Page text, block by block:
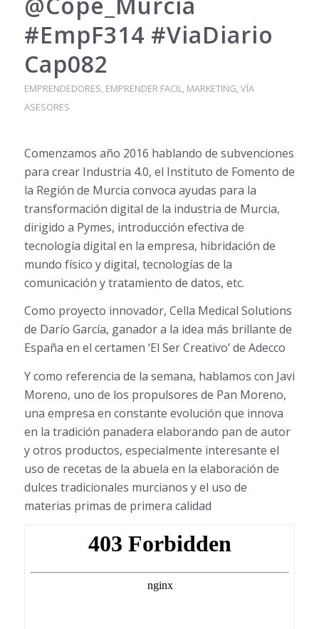
#EmpF314 #ViaDiario
Cap082
EMPRENDEDORES, EMPRENDER FACIL, MARKETING,VÍA
ASESORES
Comenzamos año 2016 hablando de subvenciones
para crear Industria 4.0, el Instituto de Fomento de
la Región de Murcia convoca ayudas para la
transformación digital de la industria de Murcia,
dirigido a Pymes, introducción efectiva de
tecnología digital en la empresa, hibridación de
mundo físico y digital, tecnologías de la
comunicación y tratamiento de datos, etc.
Como proyecto innovador, Cella Medical Solutions
de Darío García, ganador a la idea más brillante de
España en el certamen ‘El Ser Creativo’ de Adecco
Y como referencia de la semana, hablamos con Javi
Moreno, uno de los propulsores de Pan Moreno,
una empresa en constante evolución que innova
en la tradición panadera elaborando pan de autor
y otros productos, especialmente interesante el
uso de recetas de la abuela en la elaboración de
dulces tradicionales murcianos y el uso de
materias primas de primera calidad